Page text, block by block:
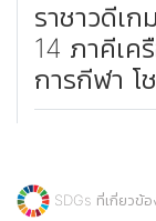
ราชาวดีเ
14 ภาคีเค
การกีฬา โ
SDGs ที่เกี่ยวข้อ